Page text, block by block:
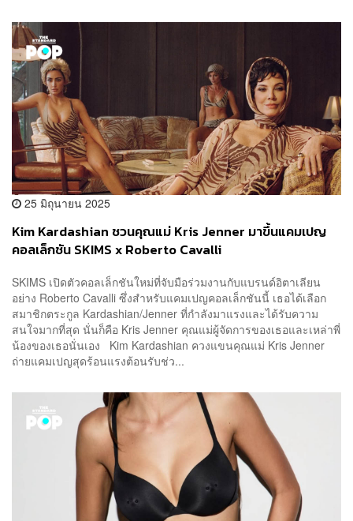
25 มิถุนายน 2025
Kim Kardashian ชวนคุณแม่ Kris Jenner มาขึ้นแคมเปญ
คอลเล็กชัน SKIMS x Roberto Cavalli
SKIMS เปิดตัวคอลเล็กชันใหม่ที่จับมือร่วมงานกับแบรนด์อิตาเลียน
อย่าง Roberto Cavalli ซึ่งสำหรับแคมเปญคอลเล็กชันนี้ เธอได้เลือก
สมาชิกตระกูล Kardashian/Jenner ที่กำลังมาแรงและได้รับความ
สนใจมากที่สุด นั่นก็คือ Kris Jenner คุณแม่ผู้จัดการของเธอและเหล่าพี่
น้องของเธอนั่นเอง Kim Kardashian ควงแขนคุณแม่ Kris Jenner
ถ่ายแคมเปญสุดร้อนแรงต้อนรับช่ว...